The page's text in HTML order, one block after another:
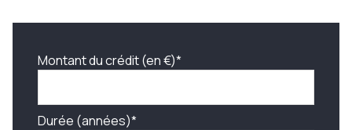
Montant du crédit (en €)*
Durée (années)*